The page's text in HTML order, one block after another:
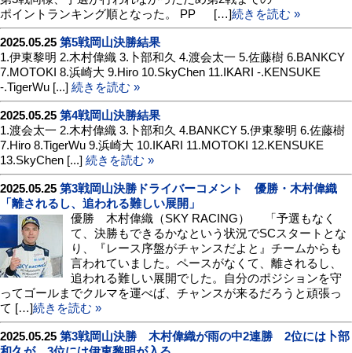
ポイントランキング順となった。 PP […]続きを読む »
2025.05.25 第5戦岡山決勝結果
1.伊東黎明 2.木村偉織 3.卜部和久 4.渡会太一 5.佐藤樹 6.BANKCY
7.MOTOKI 8.浜崎大 9.Hiro 10.SkyChen 11.IKARI -.KENSUKE
-.TigerWu [...] 続きを読む »
2025.05.25 第4戦岡山決勝結果
1.渡会太一 2.木村偉織 3.卜部和久 4.BANKCY 5.伊東黎明 6.佐藤樹
7.Hiro 8.TigerWu 9.浜崎大 10.IKARI 11.MOTOKI 12.KENSUKE
13.SkyChen [...] 続きを読む »
2025.05.25 第3戦岡山決勝ドライバーコメント 優勝・木村偉織
「離されるし、追われる難しい展開」
優勝 木村偉織（SKY RACING） 「予選もなく
て、決勝もできるかなという状況でSCスタートとな
り、『レース序盤がチャンスだよと』チームからも
言われていました。ペースがなくて、離されるし、
追われる難しい展開でした。自分のポジションを守
ってゴールまでクルマを運べば、チャンスが来るだろうと頑張っ
て […]続きを読む »
2025.05.25 第3戦岡山決勝 木村偉織が雨の中2連勝 2位には卜部